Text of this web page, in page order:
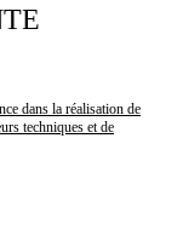
dans la réalisation de
techniques et de